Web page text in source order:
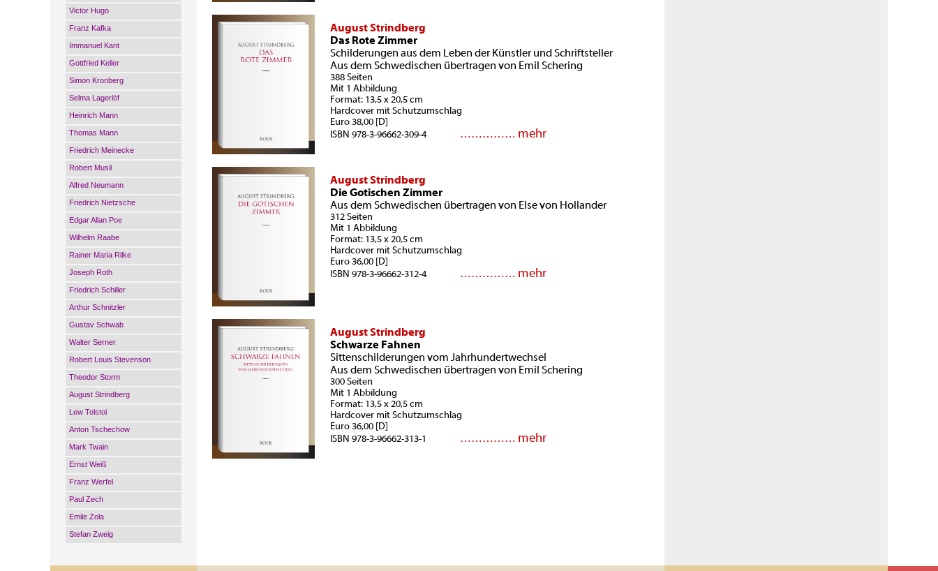
Victor Hugo
Franz Kafka
Immanuel Kant
Gottfried Keller
Simon Kronberg
Selma Lagerlöf
Heinrich Mann
Thomas Mann
Friedrich Meinecke
Robert Musil
Alfred Neumann
Friedrich Nietzsche
Edgar Allan Poe
Wilhelm Raabe
Rainer Maria Rilke
Joseph Roth
Friedrich Schiller
Arthur Schnitzler
Gustav Schwab
Walter Serner
Robert Louis Stevenson
Theodor Storm
August Strindberg
Lew Tolstoi
Anton Tschechow
Mark Twain
Ernst Weiß
Franz Werfel
Paul Zech
Emile Zola
Stefan Zweig
August Strindberg
Das Rote Zimmer
Schilderungen aus dem Leben der Künstler und Schriftsteller
Aus dem Schwedischen übertragen von Emil Schering
388 Seiten
Mit 1 Abbildung
Format: 13,5 x 20,5 cm
Hardcover mit Schutzumschlag
Euro 38,00 [D]
ISBN 978-3-96662-309-4…………… mehr
August Strindberg
Die Gotischen Zimmer
Aus dem Schwedischen übertragen von Else von Hollander
312 Seiten
Mit 1 Abbildung
Format: 13,5 x 20,5 cm
Hardcover mit Schutzumschlag
Euro 36,00 [D]
ISBN 978-3-96662-312-4…………… mehr
August Strindberg
Schwarze Fahnen
Sittenschilderungen vom Jahrhundertwechsel
Aus dem Schwedischen übertragen von Emil Schering
300 Seiten
Mit 1 Abbildung
Format: 13,5 x 20,5 cm
Hardcover mit Schutzumschlag
Euro 36,00 [D]
ISBN 978-3-96662-313-1
…………… mehr